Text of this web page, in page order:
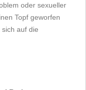
oder sexueller
Topf geworfen
auf die